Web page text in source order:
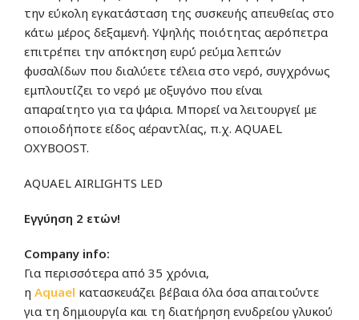
την εύκολη εγκατάσταση της συσκευής απευθείας στο
κάτω μέρος δεξαμενή. Υψηλής ποιότητας αερόπετρα
επιτρέπει την απόκτηση ευρύ ρεύμα λεπτών
φυσαλίδων που διαλύετε τέλεια στο νερό, συγχρόνως
εμπλουτίζει το νερό με οξυγόνο που είναι
απαραίτητο για τα ψάρια. Μπορεί να λειτουργεί με
οποιοδήποτε είδος αέραντλίας, π.χ. AQUAEL
OXYBOOST.
ΑQUAEL AIRLIGHTS LED
Εγγύηση 2 ετών!
Company info:
Για περισσότερα από 35 χρόνια,
η Aquael κατασκευάζει βέβαια όλα όσα απαιτούντε
για τη δημιουργία και τη διατήρηση ενυδρείου γλυκού